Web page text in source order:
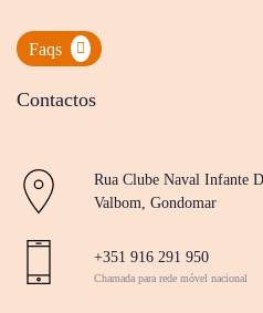
Faqs
Contactos
Rua Clube Naval Infante
Valbom, Gondomar
+351 916 291 950
Chamada para rede móvel nacional